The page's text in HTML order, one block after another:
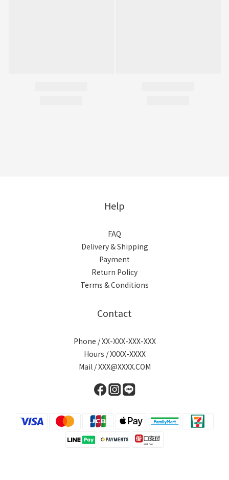
Help
FAQ
Delivery & Shipping
Payment
Return Policy
Terms & Conditions
Contact
Phone / XX-XXX-XXX-XXX
Hours / XXXX-XXXX
Mail / XXX@XXXX.COM